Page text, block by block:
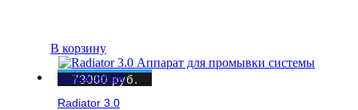
В корзину
Radiator 3.0
73000руб.